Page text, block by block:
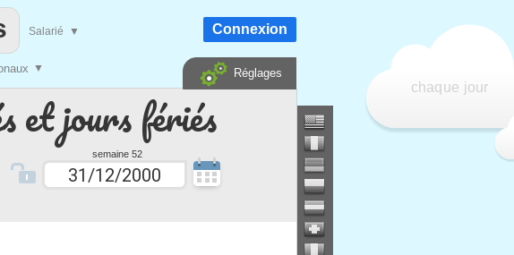
et jours fériés
semaine 52
chaque jour
▼
Salarié ▼ Connexion
Réglages